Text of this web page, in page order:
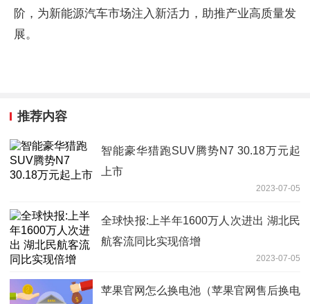
阶，为新能源汽车市场注入新活力，助推产业高质量发
展。
推荐内容
智能豪华猎跑SUV腾势N7 30.18万元起
上市
2023-07-05
全球快报:上半年1600万人次进出 湖北民
航客流同比实现倍增
2023-07-05
苹果官网怎么换电池（苹果官网售后换电